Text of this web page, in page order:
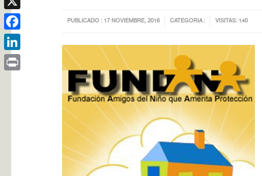
PUBLICADO : 17 NOVIEMBRE, 2016 CATEGORIA : VISITAS: 140
X
Facebook
LinkedIn